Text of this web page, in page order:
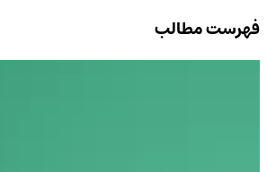
فهرست مطالب